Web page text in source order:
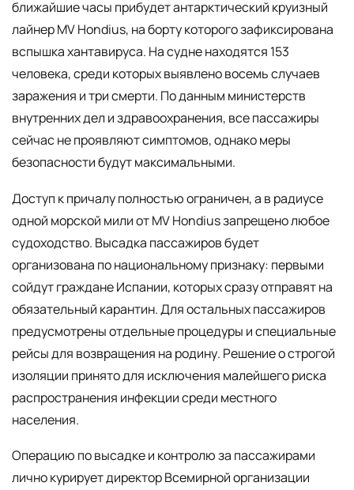
ближайшие часы прибудет антарктический круизный
лайнер MV Hondius, на борту которого зафиксирована
вспышка хантавируса. На судне находятся 153
человека, среди которых выявлено восемь случаев
заражения и три смерти. По данным министерств
внутренних дел и здравоохранения, все пассажиры
сейчас не проявляют симптомов, однако меры
безопасности будут максимальными.
Доступ к причалу полностью ограничен, а в радиусе
одной морской мили от MV Hondius запрещено любое
судоходство. Высадка пассажиров будет
организована по национальному признаку: первыми
сойдут граждане Испании, которых сразу отправят на
обязательный карантин. Для остальных пассажиров
предусмотрены отдельные процедуры и специальные
рейсы для возвращения на родину. Решение о строгой
изоляции принято для исключения малейшего риска
распространения инфекции среди местного
населения.
Операцию по высадке и контролю за пассажирами
лично курирует директор Всемирной организации